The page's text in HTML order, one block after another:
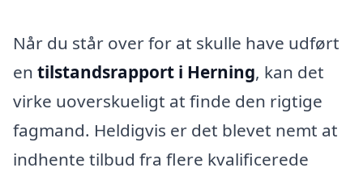
Når du står over for at skulle have udført
en tilstandsrapport i Herning, kan det
virke uoverskueligt at finde den rigtige
fagmand. Heldigvis er det blevet nemt at
indhente tilbud fra flere kvalificerede